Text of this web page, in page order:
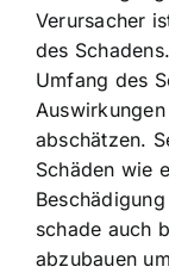
Verursacher
des
Umfang des
abschätzen.
Schäden wie
schade auch
abzubauen